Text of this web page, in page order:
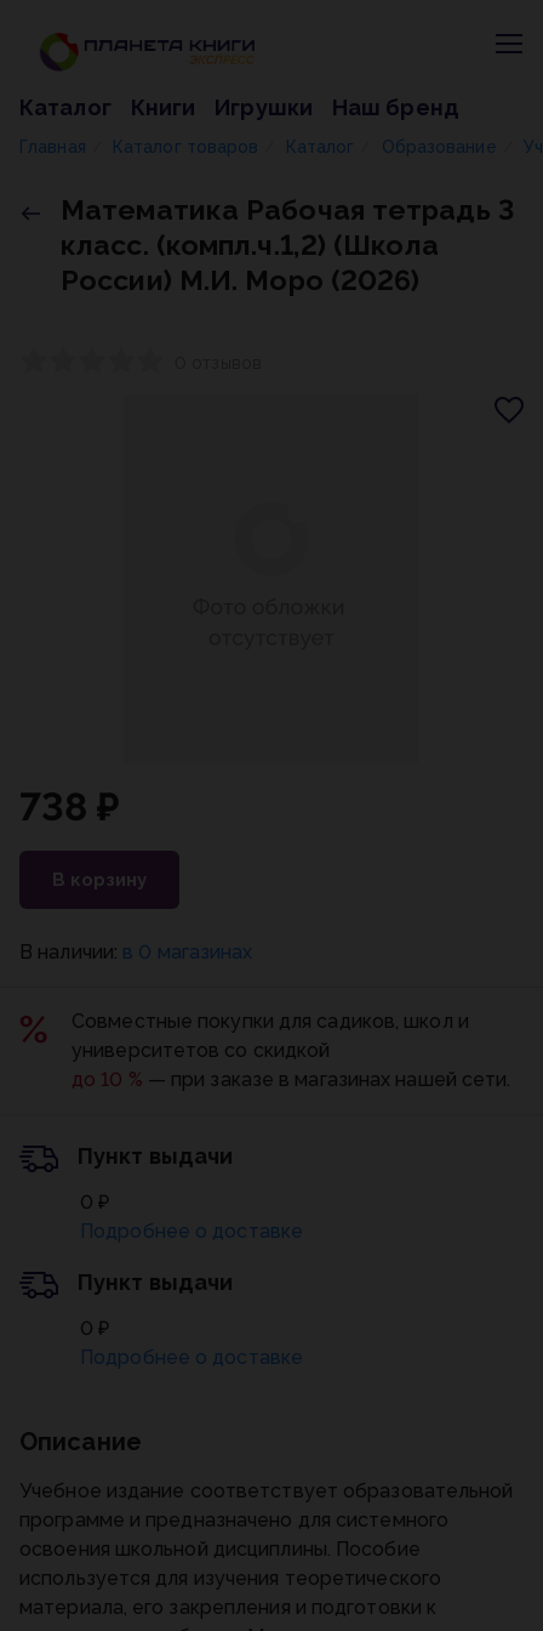
Каталог Книги Игрушки Наш бренд
Главная Каталог товаров Каталог Образование
Математика Рабочая тетрадь 3
класс. (компл.ч.1,2) (Школа
России) М.И. Моро (2026)
Описание
Учебное издание соответствует образовательной
программе и предназначено для системного
освоения школьной дисциплины. Пособие
используется для изучения теоретического
материала, его закрепления и подготовки к
738 ₽
В корзину
В наличии: в 0 магазинах
Совместные покупки для садиков, школ и
университетов со скидкой
до 10 % — при заказе в магазинах нашей сети.
Пункт выдачи
0 ₽
Подробнее о доставке
Пункт выдачи
0 ₽
Подробнее о доставке